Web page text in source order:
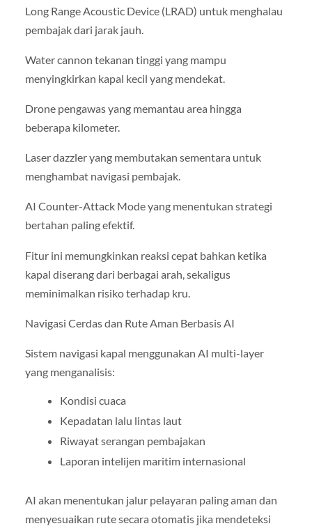
Long Range Acoustic Device (LRAD) untuk menghalau
pembajak dari jarak jauh.
Water cannon tekanan tinggi yang mampu
menyingkirkan kapal kecil yang mendekat.
Drone pengawas yang memantau area hingga
beberapa kilometer.
Laser dazzler yang membutakan sementara untuk
menghambat navigasi pembajak.
AI Counter-Attack Mode yang menentukan strategi
bertahan paling efektif.
Fitur ini memungkinkan reaksi cepat bahkan ketika
kapal diserang dari berbagai arah, sekaligus
meminimalkan risiko terhadap kru.
Navigasi Cerdas dan Rute Aman Berbasis AI
Sistem navigasi kapal menggunakan AI multi-layer
yang menganalisis:
Kondisi cuaca
Kepadatan lalu lintas laut
Riwayat serangan pembajakan
Laporan intelijen maritim internasional
AI akan menentukan jalur pelayaran paling aman dan
menyesuaikan rute secara otomatis jika mendeteksi